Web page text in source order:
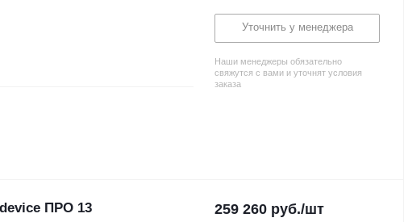
Уточнить у менеджера
Наши менеджеры обязательно
свяжутся с вами и уточнят условия
заказа
ПРО 13 259 260 руб./шт